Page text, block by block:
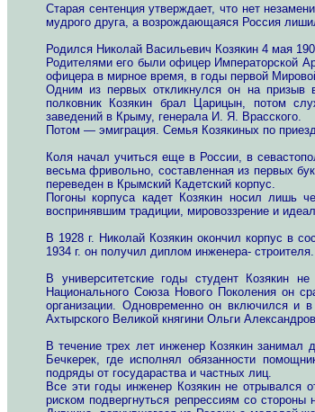
Старая сентенция утверждает, что нет
мудрого друга, а возрождающаяся Россия
Родился Николай Васильевич Козякин 4 мая
Родителями его были офицер Императорской
офицера в мирное время, в годы первой
Одним из первых откликнулся он на призыв
полковник Козякин брал Царицын, потом
заведений в Крыму, генерала И. Я. Врасского.
Потом — эмиграция. Семья Козякиных по
Коля начал учиться еще в России, в
весьма фривольно, составленная из первых
переведен в Крымский Кадетский корпус.
Погоны корпуса кадет Козякин носил лишь
воспринявшим традиции, мировоззрение и
В 1928 г. Николай Козякин окончил корпус в
1934 г. он получил диплом инженера- строителя.
В университетские годы студент Козякин
Национального Союза Нового Поколения он
организации. Одновременно он включился и
Ахтырского Великой княгини Ольги
В течение трех лет инженер Козякин
Бечкерек, где исполнял обязанности
подряды от государаства и частных лиц.
Все эти годы инженер Козякин не отрывался
риском подвергнуться репрессиям со